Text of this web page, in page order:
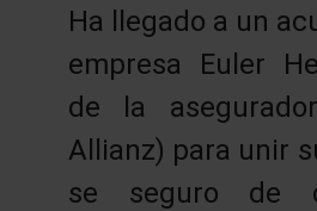
Ha llegado a un
empresa Euler
de la
Allianz) para unir
se seguro de